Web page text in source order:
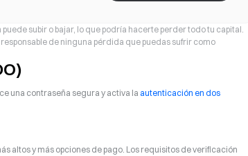
subir o bajar, lo que podría hacerte perder todo tu capital.
de ninguna pérdida que puedas sufrir como
una contraseña segura y activa la autenticación en dos
altos y más opciones de pago. Los requisitos de verificación